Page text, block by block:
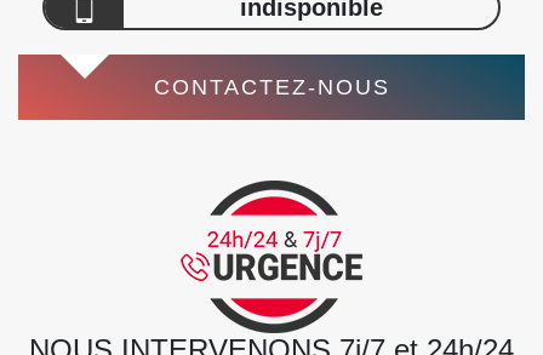
indisponible
CONTACTEZ-NOUS